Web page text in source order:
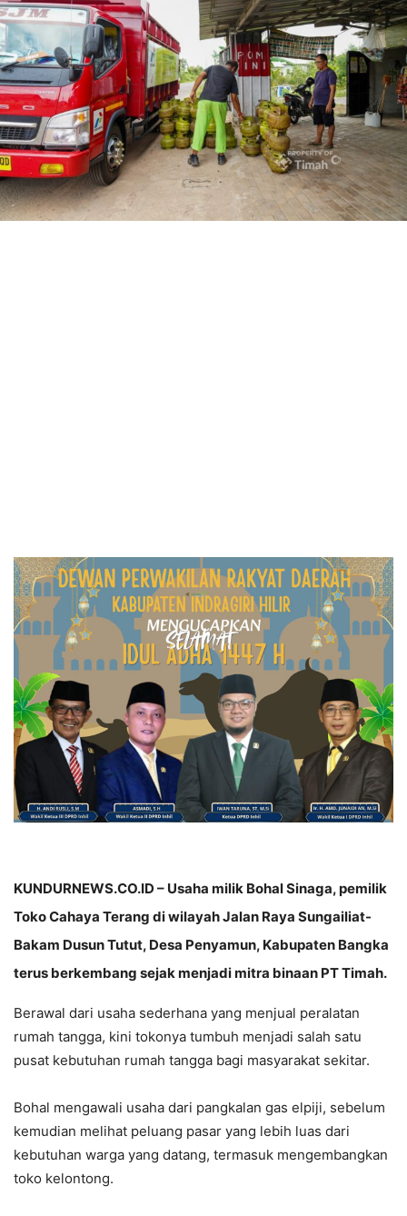
KUNDURNEWS.CO.ID – Usaha milik Bohal Sinaga, pemilik
Toko Cahaya Terang di wilayah Jalan Raya Sungailiat-
Bakam Dusun Tutut, Desa Penyamun, Kabupaten Bangka
terus berkembang sejak menjadi mitra binaan PT Timah.
Berawal dari usaha sederhana yang menjual peralatan
rumah tangga, kini tokonya tumbuh menjadi salah satu
pusat kebutuhan rumah tangga bagi masyarakat sekitar.
Bohal mengawali usaha dari pangkalan gas elpiji, sebelum
kemudian melihat peluang pasar yang lebih luas dari
kebutuhan warga yang datang, termasuk mengembangkan
toko kelontong.